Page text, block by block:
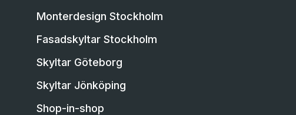
Monterdesign Stockholm
Fasadskyltar Stockholm
Skyltar Göteborg
Skyltar Jönköping
Shop-in-shop